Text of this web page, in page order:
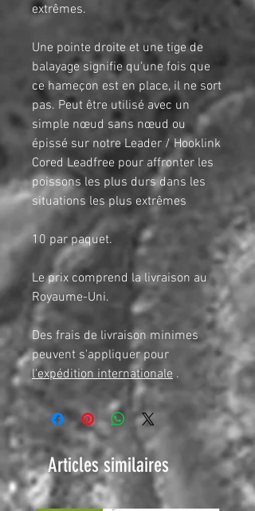
extrêmes.
Une pointe droite et une tige de
balayage signifie qu'une fois que
ce hameçon est en place, il ne sort
pas. Peut être utilisé avec un
simple nœud sans nœud ou
épissé sur notre Leader / Hooklink
Cored Leadfree pour affronter les
poissons les plus durs dans les
situations les plus extrêmes
10 par paquet.
Le prix comprend la livraison au
Royaume-Uni.
Des frais de livraison minimes
peuvent s'appliquer pour
l'expédition internationale .
Articles similaires